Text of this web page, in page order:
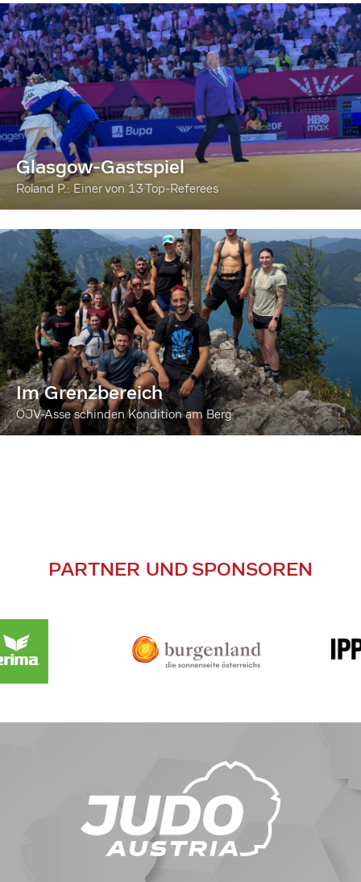
Glasgow-Gastspiel
Roland P.: Einer von 13 Top-Referees
Im Grenzbereich
ÖJV-Asse schinden Kondition am Berg
PARTNER UND SPONSOREN